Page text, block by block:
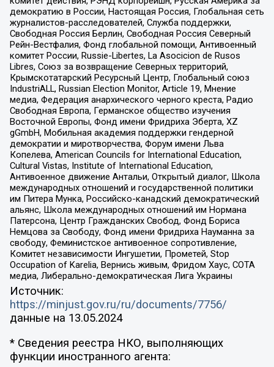
демократию в России, Настоящая Россия, Глобальная сеть
журналистов-расследователей, Служба поддержки,
Свободная Россия Берлин, Свободная Россия Северный
Рейн-Вестфалия, Фонд глобальной помощи, Антивоенный
комитет России, Russie-Libertes, La Asocicion de Rusos
Libres, Союз за возвращение Северных территорий,
Крымскотатарский Ресурсный Центр, Глобальный союз
IndustriALL, Russian Election Monitor, Article 19, Мнение
медиа, Федерация анархического черного креста, Радио
Свободная Европа, Германское общество изучения
Восточной Европы, Фонд имени Фридриха Эберта, XZ
gGmbH, Мобильная академия поддержки гендерной
демократии и миротворчества, Форум имени Льва
Копелева, American Councils for International Education,
Cultural Vistas, Institute of International Education,
Антивоенное движение Антальи, Открытый диалог, Школа
международных отношений и государственной политики
им Питера Мунка, Российско-канадский демократический
альянс, Школа международных отношений им Нормана
Патерсона, Центр Гражданских Свобод, Фонд Бориса
Немцова за Свободу, Фонд имени Фридриха Науманна за
свободу, Феминистское антивоенное сопротивление,
Комитет независимости Ингушетии, Прометей, Stop
Occupation of Karelia, Вернись живым, Фридом Хаус, СОТА
медиа, Либерально-демократическая Лига Украины
Источник:
https://minjust.gov.ru/ru/documents/7756/
данные на 13.05.2024
* Сведения реестра НКО, выполняющих
функции иностранного агента: